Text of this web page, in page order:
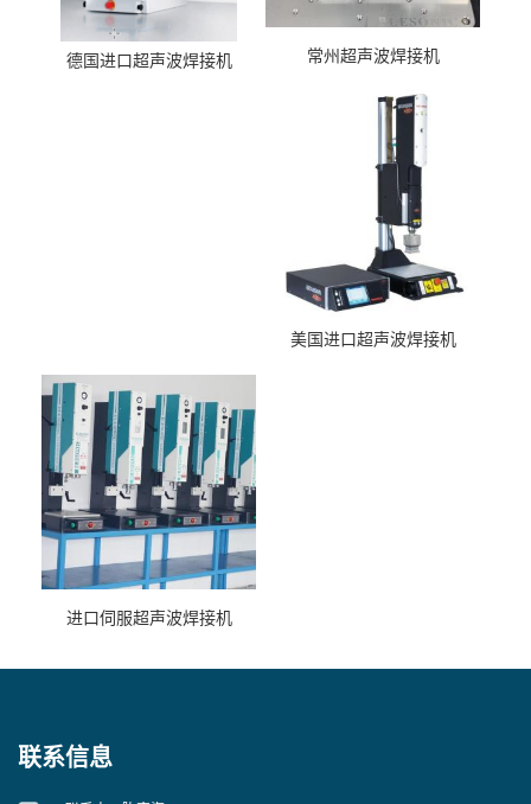
德国进口超声波焊接机 常州超声波焊接机
美国进口超声波焊接机
进口伺服超声波焊接机
联系信息